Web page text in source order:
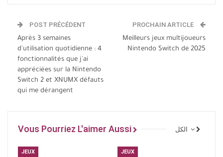
POST PRÉCÉDENT
Après 3 semaines
d'utilisation quotidienne : 4
fonctionnalités que j'ai
appréciées sur la Nintendo
Switch 2 et XNUMX défauts
qui me dérangent
PROCHAIN ARTICLE
Meilleurs jeux multijoueurs
Nintendo Switch de 2025
Vous Pourriez L'aimer Aussi
JEUX JEUX